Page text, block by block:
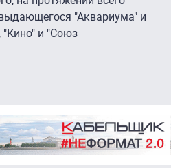
"Аквариума" и
"Кино" и "Союз